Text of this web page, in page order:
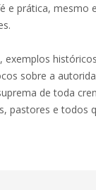
e prática, mesmo
exemplos
sobre a
de toda
pastores e todos